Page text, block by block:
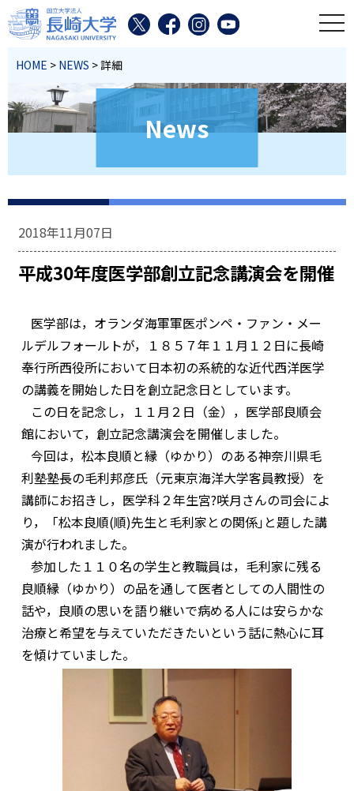
HOME > NEWS > 詳細
News
2018年11月07日
平成30年度医学部創立記念講演会を開催
医学部は，オランダ海軍軍医ポンペ・ファン・メー
ルデルフォールトが，１８５７年１１月１２日に長崎
奉行所西役所において日本初の系統的な近代西洋医学
の講義を開始した日を創立記念日としています。
この日を記念し，１１月２日（金），医学部良順会
館において，創立記念講演会を開催しました。
今回は，松本良順と縁（ゆかり）のある神奈川県毛
利塾塾長の毛利邦彦氏（元東京海洋大学客員教授）を
講師にお招きし，医学科２年生宮?咲月さんの司会によ
り，「松本良順(順)先生と毛利家との関係｣と題した講
演が行われました。
参加した１１０名の学生と教職員は，毛利家に残る
良順縁（ゆかり）の品を通して医者としての人間性の
話や，良順の思いを語り継いで病める人には安らかな
治療と希望を与えていただきたいという話に熱心に耳
を傾けていました。